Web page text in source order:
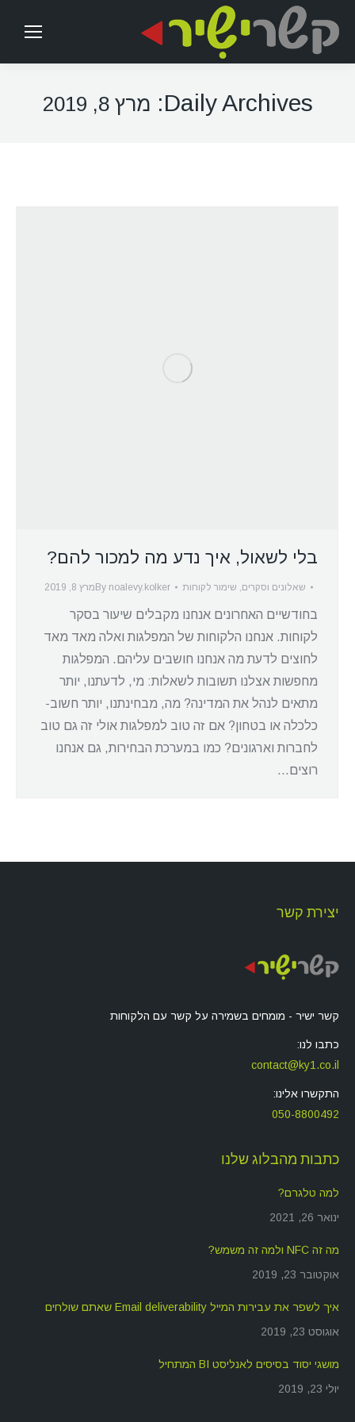
Daily Archives: מרץ 8, 2019
בלי לשאול, איך נדע מה למכור להם?
שאלונים וסקרים שימור לקוחות By noalevy.kolker מרץ 8, 2019
בחודשיים האחרונים אנחנו מקבלים שיעור בסקר
לקוחות. אנחנו הלקוחות של המפלגות ואלה מאד מאד
לחוצים לדעת מה אנחנו חושבים עליהם. המפלגות
מחפשות אצלנו תשובות לשאלות: מי, לדעתנו, יותר
מתאים לנהל את המדינה? מה, מבחינתנו, יותר חשוב-
כלכלה או בטחון? אם זה טוב למפלגות אולי זה גם טוב
לחברות וארגונים? כמו במערכת הבחירות, גם אנחנו
רוצים…
יצירת קשר
קשר ישיר - מומחים בשמירה על קשר עם הלקוחות
כתבו לנו:
contact@ky1.co.il
התקשרו אלינו:
050-8800492
כתבות מהבלוג שלנו
למה טלגרם?
ינואר 26, 2021
מה זה NFC ולמה זה משמש?
אוקטובר 23, 2019
איך לשפר את עבירות המייל Email deliverability שאתם שולחים
אוגוסט 23, 2019
מושגי יסוד בסיסים לאנליסט BI המתחיל
יולי 23, 2019